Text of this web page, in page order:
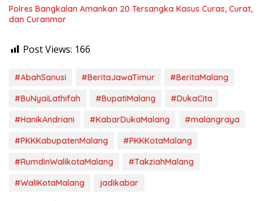
Polres Bangkalan Amankan 20 Tersangka Kasus Curas, Curat,
dan Curanmor
Post Views: 166
#AbahSanusi #BeritaJawaTimur
#BeritaMalang
#BuNyaiLathifah
#BupatiMalang
#DukaCita
#HanikAndriani
#KabarDukaMalang
#malangraya
#PKKKabupatenMalang
#PKKKotaMalang
#RumdinWalikotaMalang
#TakziahMalang
#WaliKotaMalang
jadikabar